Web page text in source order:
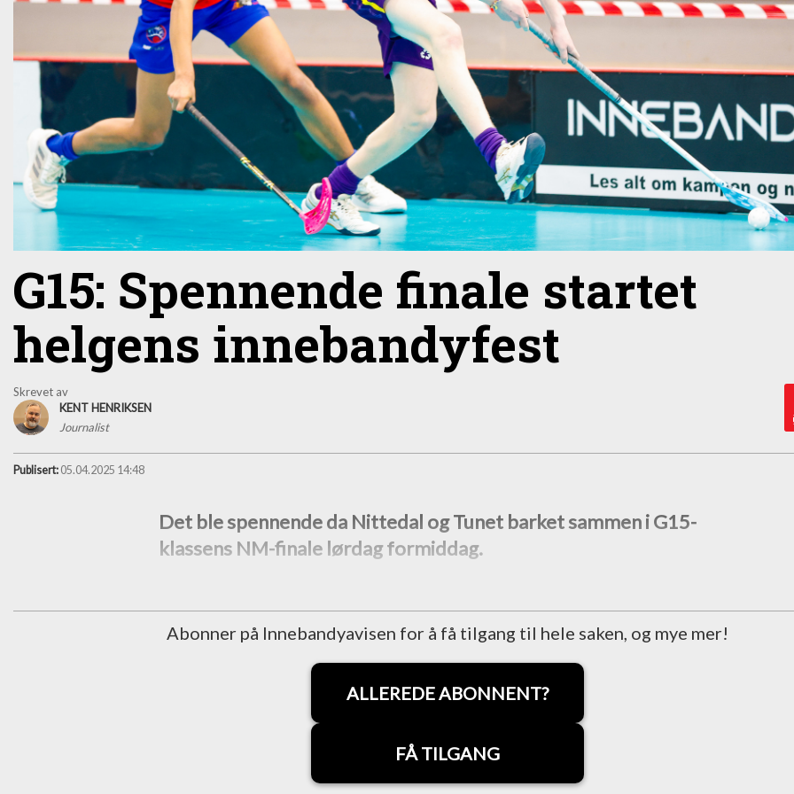
G15: Spennende finale startet
helgens innebandyfest
Skrevet av
KENT HENRIKSEN
Journalist
Publisert: 05.04.2025 14:48
Det ble spennende da Nittedal og Tunet barket sammen i G15-
klassens NM-finale lørdag formiddag.
Abonner på Innebandyavisen for å få tilgang til hele saken, og mye mer!
ALLEREDE ABONNENT?
FÅ TILGANG